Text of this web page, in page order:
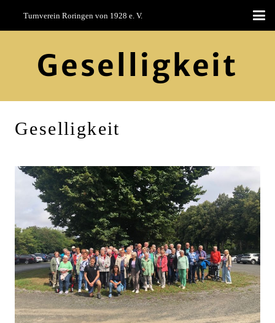
Turnverein Roringen von 1928 e. V.
Geselligkeit
Geselligkeit